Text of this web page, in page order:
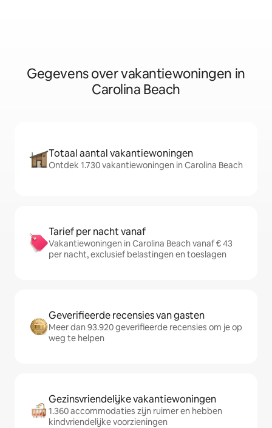
Gegevens over vakantiewoningen in
Carolina Beach
Totaal aantal vakantiewoningen
Ontdek 1.730 vakantiewoningen in Carolina Beach
Tarief per nacht vanaf
Vakantiewoningen in Carolina Beach vanaf € 43
per nacht, exclusief belastingen en toeslagen
Geverifieerde recensies van gasten
Meer dan 93.920 geverifieerde recensies om je op
weg te helpen
Gezinsvriendelijke vakantiewoningen
1.360 accommodaties zijn ruimer en hebben
kindvriendelijke voorzieningen